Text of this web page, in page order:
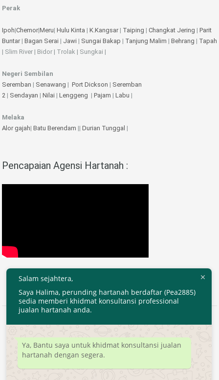
Perak
Ipoh|Chemor|Meru| Hulu Kinta | K.Kangsar| Taiping | Changkat Jering | Parit
Buntar| Bagan Serai | Jawi | Sungai Bakap | Tanjung Malim | Behrang | Tapah
| Slim River | Bidor | Trolak | Sungkai |
Negeri Sembilan
Seremban | Senawang | Port Dickson | Seremban
2 | Sendayan | Nilai | Lenggeng | Pajam | Labu |
Melaka
Alor gajah| Batu Berendam || Durian Tunggal |
Pencapaian Agensi Hartanah :
Developed byMyTranspro
Salam sejahtera,
Saya Halima, perunding hartanah berdaftar (Pea2885)
sedia memberi khidmat konsultansi professional
jualan hartanah anda.
Ya, Bantu saya untuk khidmat konsultansi jualan
hartanah dengan segera.